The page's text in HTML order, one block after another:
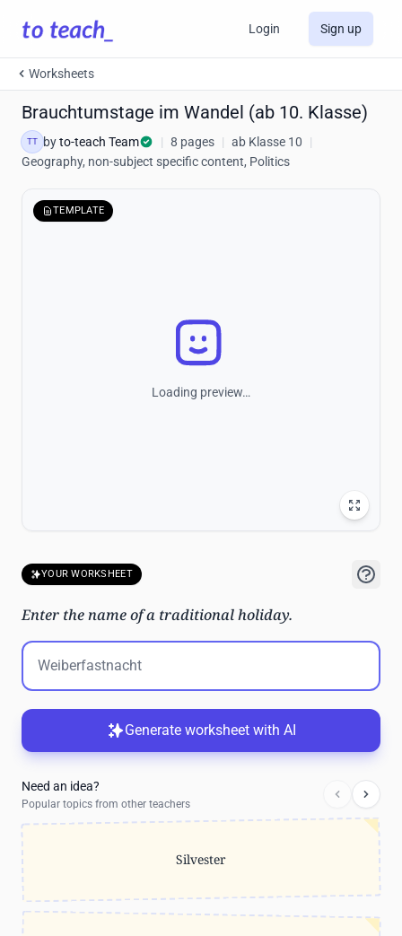
Login Sign up
Worksheets
Brauchtumstage im Wandel (ab 10. Klasse)
TT byto-teach Team | 8 pages | ab Klasse 10
|
Geography, non-subject specific content, Politics
TEMPLATE
Loading preview…
YOUR WORKSHEET
Enter the name of a traditional holiday.
Generate worksheet with AI
Need an idea?
Popular topics from other teachers
Silvester